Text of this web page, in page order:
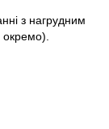
з нагрудним